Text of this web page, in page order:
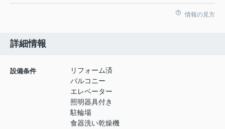
情報の見方
詳細情報
設備条件
リフォーム済
バルコニー
エレベーター
照明器具付き
駐輪場
食器洗い乾燥機